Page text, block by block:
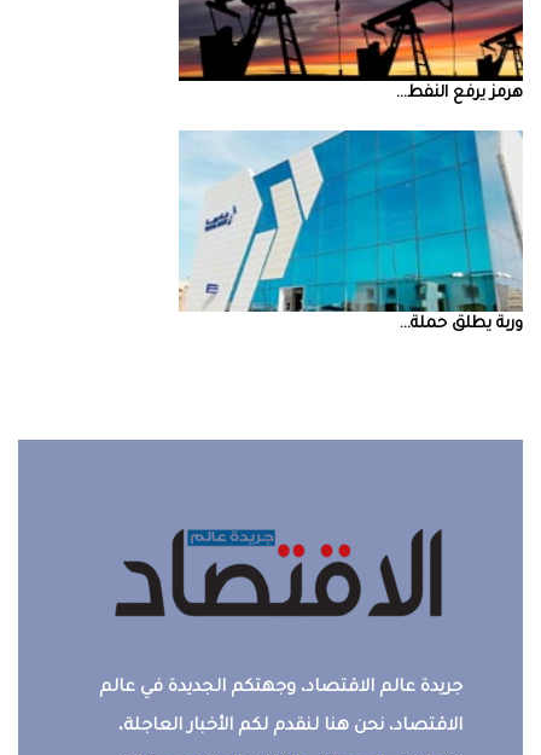
‮‬هرمز‮‬‭ ‬يرفع‭ ‬النفط‭ ...
‮‬وربة‮‬‭ ‬يطلق‭ ‬حملة‭ ...
جريدة عالم الاقتصاد، وجهتكم الجديدة في عالم
الاقتصاد، نحن هنا لنقدم لكم الأخبار العاجلة،